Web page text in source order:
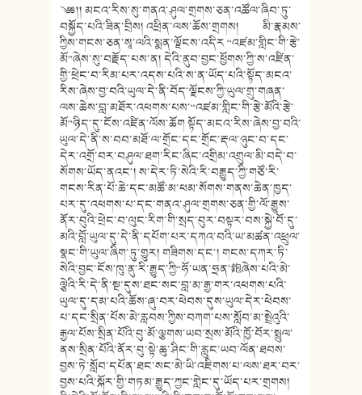
༄༅།། མངའ་རིས་སུ་གནའ་ཤུལ་གྲགས་ཅན་འཚོལ་ཞིབ་ཏུ་
བསྐྱོད་པའི་ཟིན་བྲིས། འཕྲིན་ལས་ཆོས་གྲགས། མི་རྣམས་
ཀྱིས་གངས་ཅན་སཱ་ལའི་སྨན་ལྗོངས་འདིར “འཛམ་གླིང་གི་རྩེ་
མོ”ཞེས་སུ་བརྗོད་པས་ན། དེའི་ནུབ་བྱང་ཕྱོགས་ཀྱི་ས་འཛིན་
གྱི་ཕྲེང་བ་རིམ་པར་འདས་པའི་ས་ན་ཡོད་པའི་སྟོད་མངའ་
རིས་ཞེས་བྱ་བའི་ཡུལ་དེ་ནི་བོད་ལྗོངས་ཀྱི་ཡུལ་གྲུ་གཞན་
ལས་ཆེས་བླ་མཐོར་འཕགས་པས་“འཛམ་གླིང་གི་རྩེ་མོའི་རྩེ་
མོ”ཉིད་དུ་ངོས་འཛིན་ལོས་ཆོག སྟོད་མངའ་རིས་ཞེས་བྱ་བའི་
ཡུལ་དེ་ནི་ས་བབ་མཐོ་ལ་གྲོང་དང་གྲོང་རྡལ་ཉུང་བ་དང་
དེར་འགྲོ་བར་བཤུལ་ཐག་རིང་ཞིང་འགྲིམ་འགྲུལ་མི་བདེ་བ་
སོགས་ཡོད་ནའང༌། ས་དེར་ཏི་སེའི་རི་བརྒྱུད་ཀྱི་གཙོ་རི་
གངས་རིན་པོ་ཆེ་དང་མཚོ་མ་ཕམ་སོགས་གནས་ཆེན་ཁྱད་
པར་དུ་འཕགས་པ་དང་གནའ་ཤུལ་གྲགས་ཅན་གྱི་ལོ་རྒྱུས་
ནོར་བུའི་ཕྲེང་བ་ལུང་རིག་གི་སྲད་བུར་བསྟར་བས་སྐྱེ་བོ་དུ་
མའི་བློ་ཡུལ་དུ་དེ་ནི་དཔོག་པར་དཀའ་བའི་ཡ་མཚན་འཕྲུལ་
སྣང་གི་ཡུལ་ཞིག་ཏུ་གྱུར། གཟིགས་དང༌། གངས་དཀར་ཏི་
སེའི་བྱང་ངོས་ཁུ་ནུ་རི་རྒྱུད་ཀྱི“ཧོ་ཡན་ཧྲན་鉋ཞེས་པའི་མེ་
ལྕེའི་རི་དེ་ནི་སྔ་དུས་ཐང་སང་བླ་མ་རྒྱ་གར་འཕགས་པའི་
ཡུལ་དུ་དམ་པའི་ཆོས་ཞུ་བར་ཕེབས་དུས་ཡུལ་དེར་ཕེབས་
པ་དང་སྲིན་པོས་མེ་རླབས་ཀྱིས་བཀག་པས་སློབ་མ་སྤྲེའུའི་
རྒྱལ་པོས་སྲིན་པོའི་བུ་མོ་ལྕགས་ཡབ་སྲས་མོའི་ཁྱོ་བོར་སྤྲུལ་
ནས་སྲིན་པོའི་ནོར་བུ་སྟེ་ཆུ་ཤིང་གི་རླུང་ཡབ་ལོན་ཐབས་
བྱས་ཏེ་སློབ་དཔོན་ཐང་སང་མེ་ཡི་འཇིགས་པ་ལས་ཐར་བར་
བྱས་པའི་སྐོར་གྱི་གཏམ་རྒྱུད་ཀྱང་གླེང་དུ་ཡོད་པར་གྲགས།